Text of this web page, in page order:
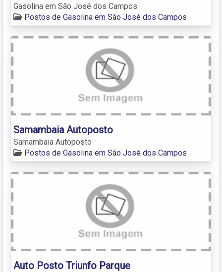
Gasolina em São José dos Campos.
Postos de Gasolina em São José dos Campos
Samambaia Autoposto
Samambaia Autoposto
Postos de Gasolina em São José dos Campos
Auto Posto Triunfo Parque